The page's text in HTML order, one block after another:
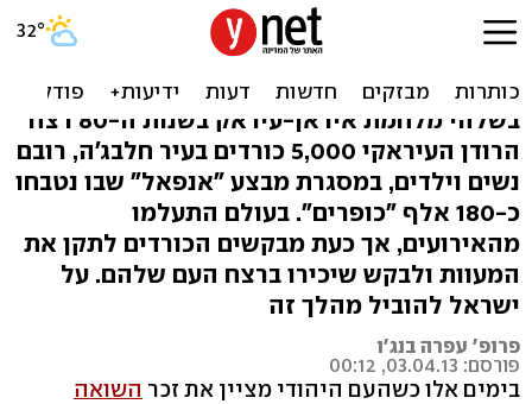
סדאם טבח בנשק כימי. שואת
הכורדים, זוכרים?
בשלהי מלחמת איראן-עיראק בשנות ה-80 רצח
הרודן העיראקי 5,000 כורדים בעיר חלבג'ה, רובם
נשים וילדים, במסגרת מבצע "אנפאל" שבו נטבחו
כ-180 אלף "כופרים". בעולם התעלמו
מהאירועים, אך כעת מבקשים הכורדים לתקן את
המעוות ולבקש שיכירו ברצח העם שלהם. על
ישראל להוביל מהלך זה
פרופ' עפרה בנג'ו
פורסם: 03.04.13, 00:12
בימים אלו כשהעם היהודי מציין את זכר השואה